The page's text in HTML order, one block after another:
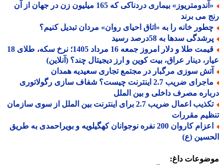
«آندومتریوز» بیماری دردناکی که 165 میلیون زن در جهان از آن
می برند
خانه را به «اتاق احیای روان» مردان تبدیل کنیم؟
سدها به 58درصد رسید
قیمت طلا و دلار امروز جمعه 16 مرداد 1405؛ نرخ سکه، طلای 18
دینار عراق، بیت کوین و ارز دیجیتال چند؟ (آنلاین)
سوزی مرگبار در مجتمع تجاری سعیدیه همدان
ماجرای ضریب 2.7 اینترنت چیست؟ شفاف سازی رگولاتوری
مصرف داخلی و بین الملل
تکذیب اعمال ضریب 2.7 برای اینترنت بین الملل از سوی سازمان
مقررات
اعزام کاروان 200 نفره نوجوانان کهگیلویه و بویراحمدی به طریق
(ع)
داغ: